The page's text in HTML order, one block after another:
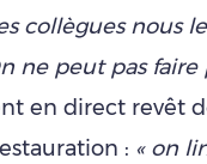
collègues nous
ne peut pas faire
en direct revêt
: « on